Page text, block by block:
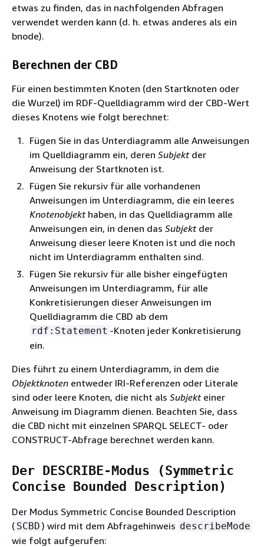
etwas zu finden, das in nachfolgenden Abfragen
verwendet werden kann (d. h. etwas anderes als ein
bnode).
Berechnen der CBD
Für einen bestimmten Knoten (den Startknoten oder
die Wurzel) im RDF-Quelldiagramm wird der CBD-Wert
dieses Knotens wie folgt berechnet:
Fügen Sie in das Unterdiagramm alle Anweisungen
im Quelldiagramm ein, deren Subjektder
Anweisung der Startknoten ist.
Fügen Sie rekursiv für alle vorhandenen
Anweisungen im Unterdiagramm, die ein leeres
Knotenobjekthaben, in das Quelldiagramm alle
Anweisungen ein, in denen das Subjektder
Anweisung dieser leere Knoten ist und die noch
nicht im Unterdiagramm enthalten sind.
Fügen Sie rekursiv für alle bisher eingefügten
Anweisungen im Unterdiagramm, für alle
Konkretisierungen dieser Anweisungen im
Quelldiagramm die CBD ab dem
rdf:Statement -Knoten jeder Konkretisierung
ein.
Dies führt zu einem Unterdiagramm, in dem die
Objektknoten entweder IRI-Referenzen oder Literale
sind oder leere Knoten, die nicht als Subjekteiner
Anweisung im Diagramm dienen. Beachten Sie, dass
die CBD nicht mit einzelnen SPARQL SELECT- oder
CONSTRUCT-Abfrage berechnet werden kann.
Der DESCRIBE-Modus (Symmetric
Concise Bounded Description)
Der Modus Symmetric Concise Bounded Description
( SCBD ) wird mit dem Abfragehinweis describeMode
wie folgt aufgerufen: